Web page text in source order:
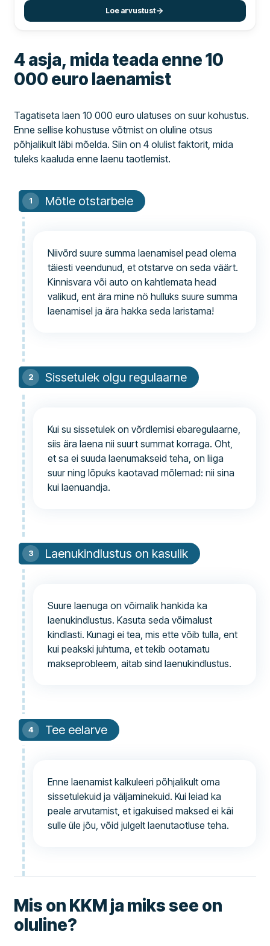
Loe arvustust
4 asja, mida teada enne 10
000 euro laenamist
Tagatiseta laen 10 000 euro ulatuses on suur kohustus.
Enne sellise kohustuse võtmist on oluline otsus
põhjalikult läbi mõelda. Siin on 4 olulist faktorit, mida
tuleks kaaluda enne laenu taotlemist.
Mõtle otstarbele
Niivõrd suure summa laenamisel pead olema
täiesti veendunud, et otstarve on seda väärt.
Kinnisvara või auto on kahtlemata head
valikud, ent ära mine nö hulluks suure summa
laenamisel ja ära hakka seda laristama!
Sissetulek olgu regulaarne
Kui su sissetulek on võrdlemisi ebaregulaarne,
siis ära laena nii suurt summat korraga. Oht,
et sa ei suuda laenumakseid teha, on liiga
suur ning lõpuks kaotavad mõlemad: nii sina
kui laenuandja.
Laenukindlustus on kasulik
Suure laenuga on võimalik hankida ka
laenukindlustus. Kasuta seda võimalust
kindlasti. Kunagi ei tea, mis ette võib tulla, ent
kui peakski juhtuma, et tekib ootamatu
makseprobleem, aitab sind laenukindlustus.
Tee eelarve
Enne laenamist kalkuleeri põhjalikult oma
sissetulekuid ja väljaminekuid. Kui leiad ka
peale arvutamist, et igakuised maksed ei käi
sulle üle jõu, võid julgelt laenutaotluse teha.
Mis on KKM ja miks see on
oluline?